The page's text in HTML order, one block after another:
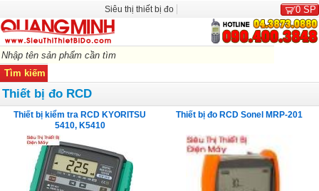
Siêu thị thiết bị đo 0 SP
Thiết bị đo RCD
Thiết bị kiểm tra RCD KYORITSU
5410, K5410
Thiết bị đo RCD Sonel MRP-201